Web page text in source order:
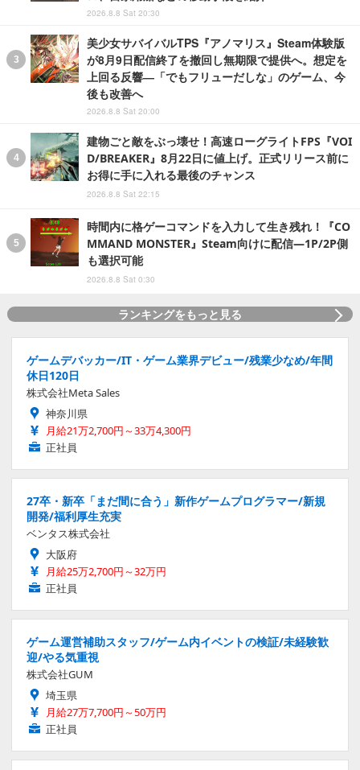
2026.8.8 Sat 20:30
美少女サバイバルTPS『アノマリス』Steam体験版
が8月9日配信終了を撤回し無期限で提供へ。想定を
上回る反響―「でもフリューだしな」のゲーム、今
後も改善へ
2026.8.8 Sat 20:00
建物ごと敵をぶっ壊せ！高速ローグライトFPS『VOI
D/BREAKER』8月22日に値上げ。正式リリース前に
お得に手に入れる最後のチャンス
2026.8.8 Sat 22:15
時間内に格ゲーコマンドを入力して生き残れ！『CO
MMAND MONSTER』Steam向けに配信―1P/2P側
も選択可能
2026.8.8 Sat 0:30
ランキングをもっと見る
ゲームデバッカー/IT・ゲーム業界デビュー/残業少なめ/年間
休日120日
株式会社Meta Sales
神奈川県
月給21万2,700円～33万4,300円
正社員
27卒・新卒「まだ間に合う」新作ゲームプログラマー/新規
開発/福利厚生充実
ベンタス株式会社
大阪府
月給25万2,700円～32万円
正社員
ゲーム運営補助スタッフ/ゲーム内イベントの検証/未経験歓
迎/やる気重視
株式会社GUM
埼玉県
月給27万7,700円～50万円
正社員